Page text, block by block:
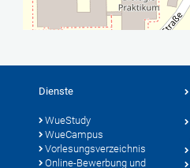
Dienste
WueStudy
WueCampus
Vorlesungsverzeichnis
Online-Bewerbung und